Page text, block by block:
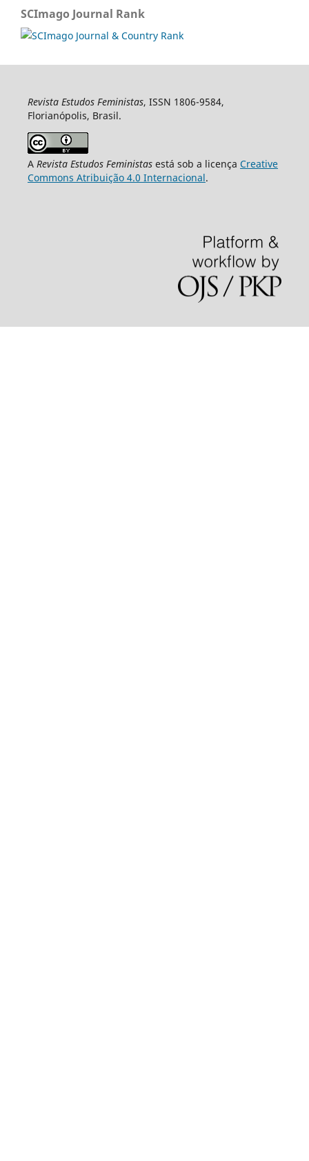
SCImago Journal Rank
Revista Estudos Feministas, ISSN 1806-9584,
Florianópolis, Brasil.
A Revista Estudos Feministasestá sob a licença Creative
Commons Atribuição 4.0 Internacional.